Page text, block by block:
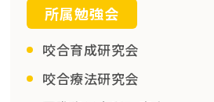
所属勉強会
咬合育成研究会
咬合療法研究会